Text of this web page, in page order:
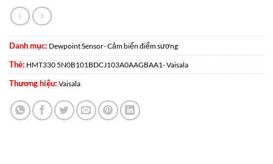
Danh mục: Dewpoint Sensor- Cảm biến điểm sương
Thẻ: HMT330 5N0B101BDCJ103A0AAGBAA1- Vaisala
Thương hiệu: Vaisala